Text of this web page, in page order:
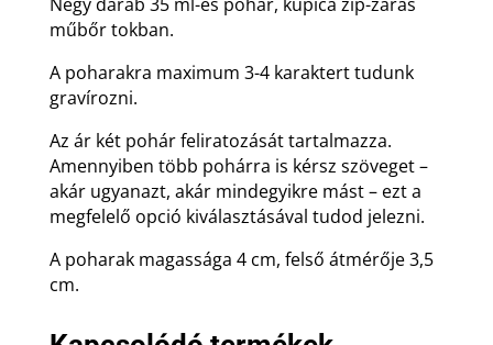
műbőr tokban.
A poharakra maximum 3-4 karaktert tudunk
gravírozni.
Az ár két pohár feliratozását tartalmazza.
Amennyiben több pohárra is kérsz szöveget –
akár ugyanazt, akár mindegyikre mást – ezt a
megfelelő opció kiválasztásával tudod jelezni.
A poharak magassága 4 cm, felső átmérője 3,5
cm.